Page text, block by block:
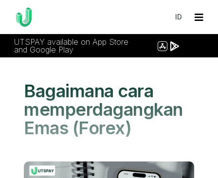
ID
UTSPAY available on App Store
and Google Play
Bagaimana cara
memperdagangkan
Emas (Forex)